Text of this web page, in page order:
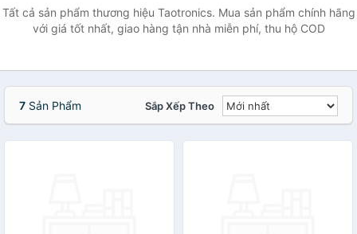
Tất cả sản phẩm thương hiệu Taotronics. Mua sản phẩm chính hãng
với giá tốt nhất, giao hàng tận nhà miễn phí, thu hộ COD
7 Sản Phẩm Sắp Xếp Theo